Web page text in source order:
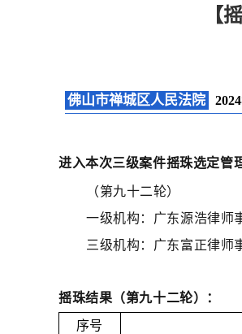
【
佛山市禅城区人民法院
进入本次三级案件摇珠选定管
（第九十二轮）
一级机构：广东源浩律师
三级机构：广东富正律师
摇珠结果（第九十二轮）：
序号